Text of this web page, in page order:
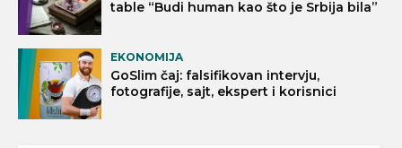
table “Budi human kao što je Srbija bila”
EKONOMIJA
GoSlim čaj: falsifikovan intervju,
fotografije, sajt, ekspert i korisnici